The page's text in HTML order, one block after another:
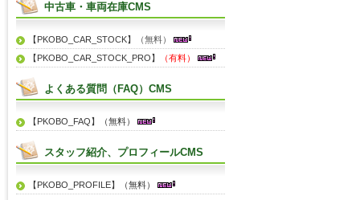
中古車・車両在庫CMS
【PKOBO_CAR_STOCK】
（無料）
【PKOBO_CAR_STOCK_PRO】
（有料）
よくある質問（FAQ）CMS
【PKOBO_FAQ】（無料）
スタッフ紹介、プロフィールCMS
【PKOBO_PROFILE】（無料）